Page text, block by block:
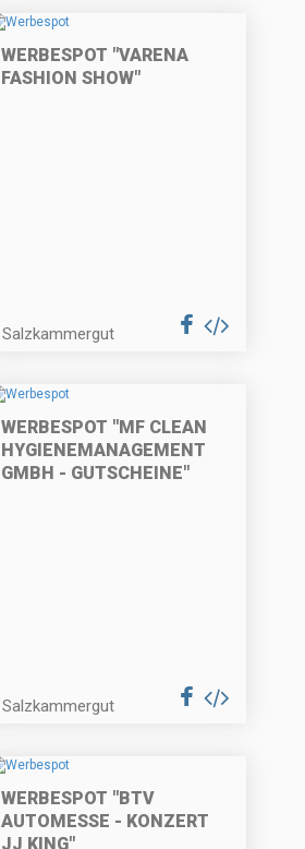
WERBESPOT "VARENA
FASHION SHOW"
Salzkammergut
WERBESPOT "MF CLEAN
HYGIENEMANAGEMENT
GMBH - GUTSCHEINE"
Salzkammergut
WERBESPOT "BTV
AUTOMESSE - KONZERT
JJ KING"